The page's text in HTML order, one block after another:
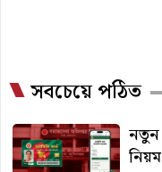
সবচেয়ে পঠিত
নতুন